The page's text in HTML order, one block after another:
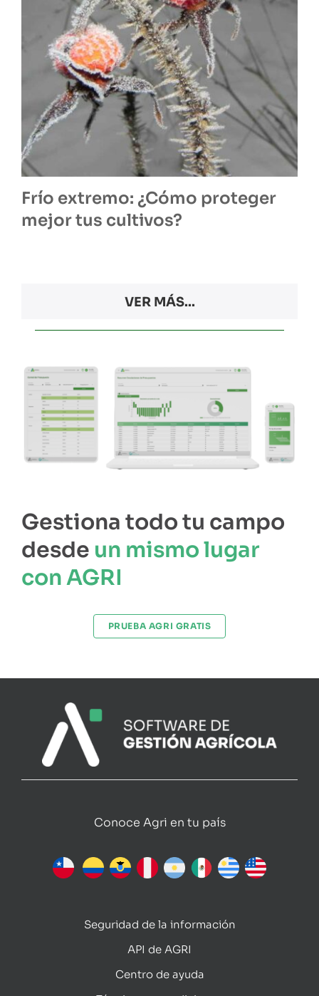
Frío extremo: ¿Cómo proteger
mejor tus cultivos?
VER MÁS...
Gestiona todo tu campo
desde un mismo lugar
con AGRI
PRUEBA AGRI GRATIS
Conoce Agri en tu país
Seguridad de la información
API de AGRI
Centro de ayuda